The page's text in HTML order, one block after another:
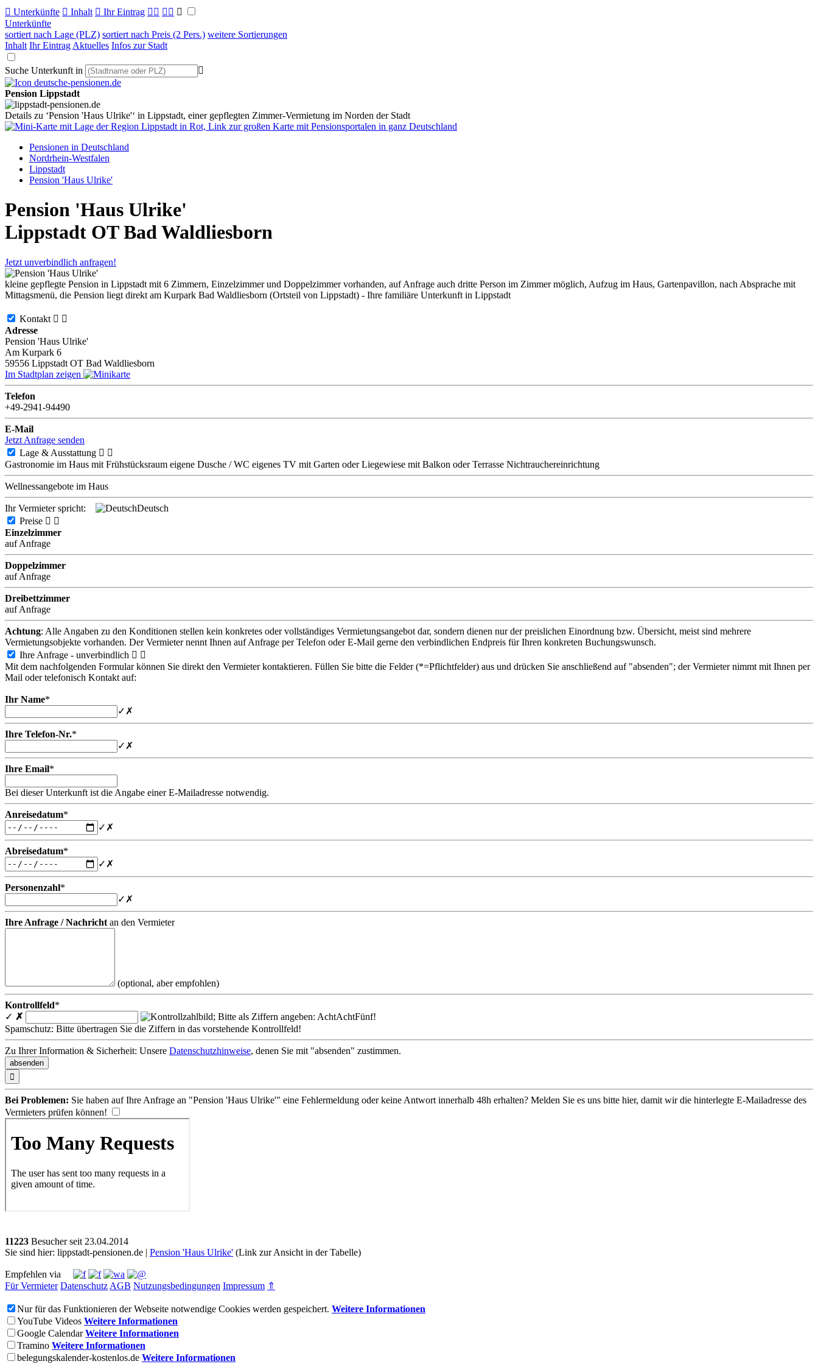
 Unterkünfte  Inhalt  Ihr Eintrag   
Unterkünfte
sortiert nach Lage (PLZ) sortiert nach Preis (2 Pers.) weitere Sortierungen
Inhalt Ihr Eintrag Aktuelles Infos zur Stadt
Suche Unterkunft in 
Pension Lippstadt
Details zu ‘Pension 'Haus Ulrike'‘ in Lippstadt, einer gepflegten Zimmer-Vermietung im Norden der Stadt
Pensionen in Deutschland
Nordrhein-Westfalen
Lippstadt
Pension 'Haus Ulrike'
Pension 'Haus Ulrike'
Lippstadt OT Bad Waldliesborn
Jetzt unverbindlich anfragen!
kleine gepflegte Pension in Lippstadt mit 6 Zimmern, Einzelzimmer und Doppelzimmer vorhanden, auf Anfrage auch dritte Person im Zimmer möglich, Aufzug im Haus, Gartenpavillon, nach Absprache mit
Mittagsmenü, die Pension liegt direkt am Kurpark Bad Waldliesborn (Ortsteil von Lippstadt) - Ihre familiäre Unterkunft in Lippstadt
Kontakt  
Adresse
Pension 'Haus Ulrike'
Am Kurpark 6
59556 Lippstadt OT Bad Waldliesborn
Im Stadtplan zeigen
Telefon
+49-2941-94490
E-Mail
Jetzt Anfrage senden
Lage & Ausstattung  
Gastronomie im Haus mit Frühstücksraum eigene Dusche / WC eigenes TV mit Garten oder Liegewiese mit Balkon oder Terrasse Nichtrauchereinrichtung
Wellnessangebote im Haus
Ihr Vermieter spricht:
Deutsch
Preise  
Einzelzimmer
auf Anfrage
Doppelzimmer
auf Anfrage
Dreibettzimmer
auf Anfrage
Achtung: Alle Angaben zu den Konditionen stellen kein konkretes oder vollständiges Vermietungsangebot dar, sondern dienen nur der preislichen Einordnung bzw. Übersicht, meist sind mehrere
Vermietungsobjekte vorhanden. Der Vermieter nennt Ihnen auf Anfrage per Telefon oder E-Mail gerne den verbindlichen Endpreis für Ihren konkreten Buchungswunsch.
Ihre Anfrage - unverbindlich  
Mit dem nachfolgenden Formular können Sie direkt den Vermieter kontaktieren. Füllen Sie bitte die Felder (*=Pflichtfelder) aus und drücken Sie anschließend auf "absenden"; der Vermieter nimmt mit Ihnen per
Mail oder telefonisch Kontakt auf:
Ihr Name*
✓ ✗
Ihre Telefon-Nr.*
✓ ✗
Ihre Email*
Bei dieser Unterkunft ist die Angabe einer E-Mailadresse notwendig.
Anreisedatum*
✓ ✗
Abreisedatum*
✓ ✗
Personenzahl*
✓ ✗
Ihre Anfrage / Nachricht an den Vermieter
(optional, aber empfohlen)
Kontrollfeld*
✓ ✗
Spamschutz: Bitte übertragen Sie die Ziffern in das vorstehende Kontrollfeld!
Zu Ihrer Information & Sicherheit: Unsere Datenschutzhinweise, denen Sie mit "absenden" zustimmen.

Bei Problemen: Sie haben auf Ihre Anfrage an "Pension 'Haus Ulrike'" eine Fehlermeldung oder keine Antwort innerhalb 48h erhalten? Melden Sie es uns bitte hier, damit wir die hinterlegte E-Mailadresse des
Vermieters prüfen können!
11223 Besucher seit 23.04.2014
Sie sind hier: lippstadt-pensionen.de | Pension 'Haus Ulrike' (Link zur Ansicht in der Tabelle)
Empfehlen via
Für Vermieter Datenschutz AGB Nutzungsbedingungen Impressum ⇑
Nur für das Funktionieren der Webseite notwendige Cookies werden gespeichert. Weitere Informationen
YouTube Videos Weitere Informationen
Google Calendar Weitere Informationen
Tramino Weitere Informationen
belegungskalender-kostenlos.de Weitere Informationen